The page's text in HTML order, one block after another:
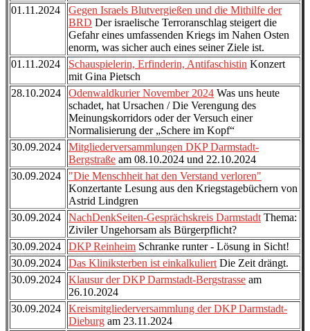
01.11.2024
Gegen Israels Blutvergießen und die Mithilfe der
BRD Der israelische Terroranschlag steigert die
Gefahr eines umfassenden Kriegs im Nahen Osten
enorm, was sicher auch eines seiner Ziele ist.
01.11.2024
Schauspielerin, Erfinderin, Antifaschistin Konzert
mit Gina Pietsch
28.10.2024
Odenwaldkurier November 2024 Was uns heute
schadet, hat Ursachen / Die Verengung des
Meinungskorridors oder der Versuch einer
Normalisierung der „Schere im Kopf“
30.09.2024
Mitgliederversammlungen DKP Darmstadt-
Bergstraße am 08.10.2024 und 22.10.2024
30.09.2024
"Die Menschheit hat den Verstand verloren"
Konzertante Lesung aus den Kriegstagebüchern von
Astrid Lindgren
30.09.2024
NachDenkSeiten-Gesprächskreis Darmstadt Thema:
Ziviler Ungehorsam als Bürgerpflicht?
30.09.2024
DKP Reinheim Schranke runter - Lösung in Sicht!
30.09.2024
Das Kliniksterben ist einkalkuliert Die Zeit drängt.
30.09.2024
Klausur der DKP Darmstadt-Bergstrasse am
26.10.2024
30.09.2024
Kreismitgliederversammlung der DKP Darmstadt-
Dieburg am 23.11.2024